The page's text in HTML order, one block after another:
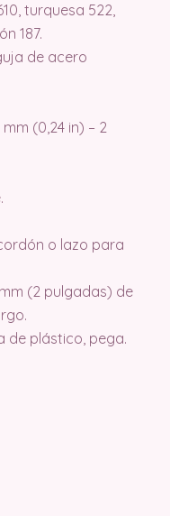
turquesa 522,
187.
de acero
(0,24 in) – 2
o lazo para
(2 pulgadas) de
de plástico, pega.